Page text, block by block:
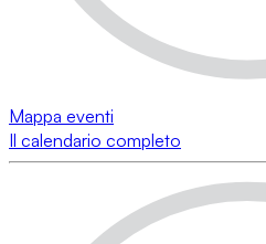
Mappa eventi
Il calendario completo